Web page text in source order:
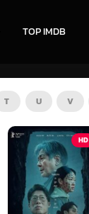
TOP IMDB
T U V
ZOOM